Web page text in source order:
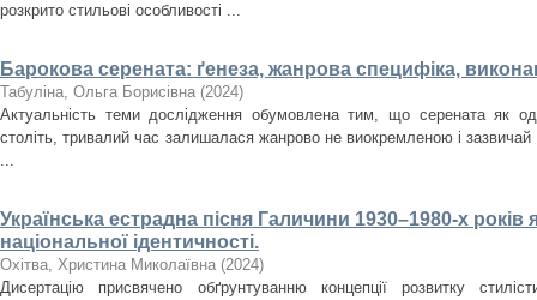
розкрито стильові особливості ...
Барокова серената: ґенеза, жанрова специфіка,
Табуліна, Ольга Борисівна (2024)
Актуальність теми дослідження обумовлена тим, що серената як
століть, тривалий час залишалася жанрово не виокремленою і зазвичай
...
Українська естрадна пісня Галичини 1930–1980-­х років
національної ідентичності.
Охітва, Христина Миколаївна (2024)
Дисертацію присвячено обґрунтуванню концепції розвитку